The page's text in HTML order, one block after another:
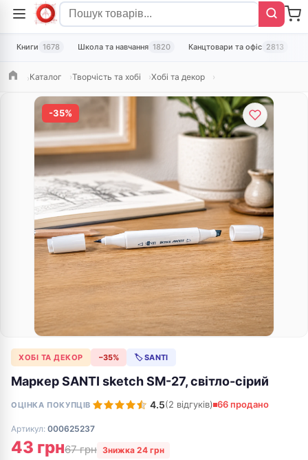
Книги 1678 Школа та навчання 1820 Канцтовари та офіс 2813
ГоловнаКаталог Творчість та хобі Хобі та декор
-35%
ХОБІ ТА ДЕКОР −35% 🏷 SANTI
Маркер SANTI sketch SM-27, світло-сірий
ОЦІНКА ПОКУПЦІВ 4.5(2 відгуків) 66 продано
Артикул: 000625237
43 грн67 грн Знижка 24 грн